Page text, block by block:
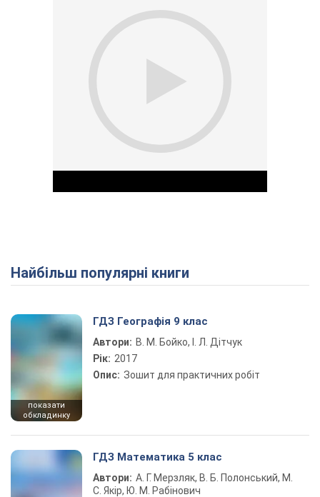
Play Video
Найбільш популярні книги
показати
обкладинку
ГДЗ Географія 9 клас
Автори: В. М. Бойко, І. Л. Дітчук
Рік: 2017
Опис: Зошит для практичних робіт
ГДЗ Математика 5 клас
Автори: А. Г. Мерзляк, В. Б. Полонський, М.
С. Якір, Ю. М. Рабінович